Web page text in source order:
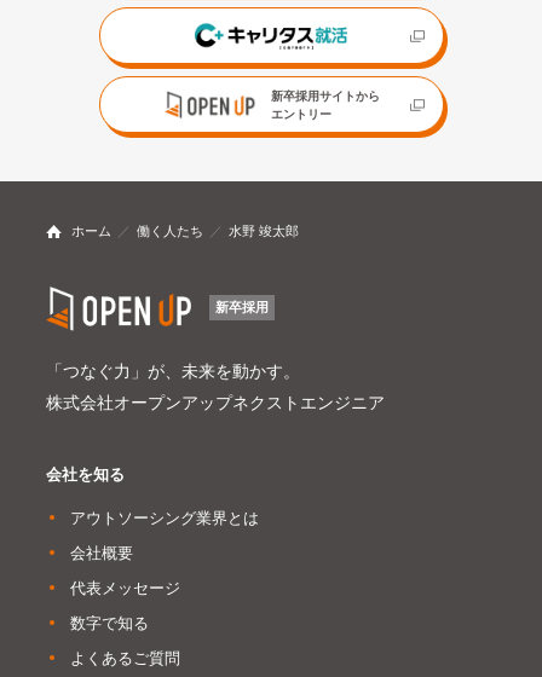
新卒採用サイトから
エントリー
ホーム 働く人たち 水野 竣太郎
会社を知る
アウトソーシング業界とは
会社概要
代表メッセージ
数字で知る
よくあるご質問
新卒採用
「つなぐ力」が、未来を動かす。
株式会社オープンアップネクストエンジニア